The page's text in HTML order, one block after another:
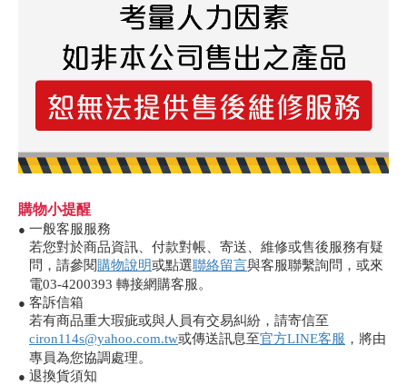
購物小提醒
● 一般客服服務
若您對於商品資訊、付款對帳、寄送、維修或售後服務有疑
問，請參閱購物說明或點選聯絡留言與客服聯繫詢問，或來
電03-4200393 轉接網購客服。
● 客訴信箱
若有商品重大瑕疵或與人員有交易糾紛，請寄信至
ciron114s@yahoo.com.tw或傳送訊息至官方LINE客服 ，將由
專員為您協調處理。
● 退換貨須知